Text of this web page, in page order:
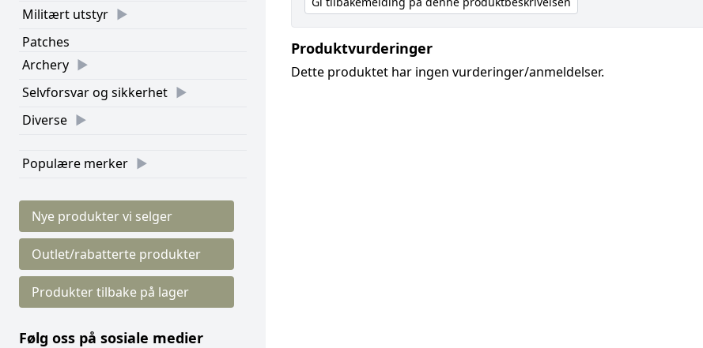
Militært utstyr
Patches
Archery
Selvforsvar og sikkerhet
Diverse
Populære merker
Nye produkter vi selger
Outlet/rabatterte produkter
Produkter tilbake på lager
Følg oss på sosiale medier
Produktvurderinger
Dette produktet har ingen vurderinger/anmeldelser.